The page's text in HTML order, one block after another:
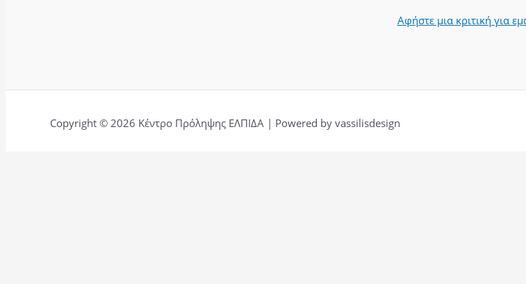
Αφήστε μια κριτική για
Copyright © 2026 Κέντρο Πρόληψης ΕΛΠΙΔΑ | Powered by vassilisdesign